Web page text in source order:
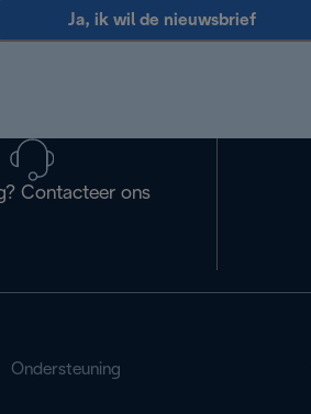
Ja, ik wil de nieuwsbrief
Contacteer ons
Ondersteuning